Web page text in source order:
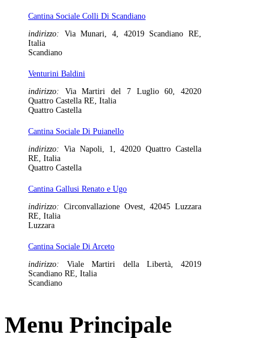
Cantina Sociale Colli Di Scandiano
indirizzo: Via Munari, 4, 42019 Scandiano RE,
Italia
Scandiano
Venturini Baldini
indirizzo: Via Martiri del 7 Luglio 60, 42020
Quattro Castella RE, Italia
Quattro Castella
Cantina Sociale Di Puianello
indirizzo: Via Napoli, 1, 42020 Quattro Castella
RE, Italia
Quattro Castella
Cantina Gallusi Renato e Ugo
indirizzo: Circonvallazione Ovest, 42045 Luzzara
RE, Italia
Luzzara
Cantina Sociale Di Arceto
indirizzo:Viale Martiri della Libertà, 42019
Scandiano RE, Italia
Scandiano
Menu Principale